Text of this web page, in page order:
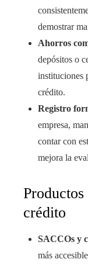
demostrar
Ahorros
depósitos o
instituciones
crédito.
Registro
empresa,
contar con
mejora la
crédito
SACCOs y
más